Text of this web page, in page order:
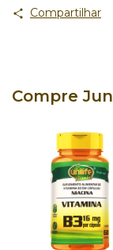
Compartilhar
Compre